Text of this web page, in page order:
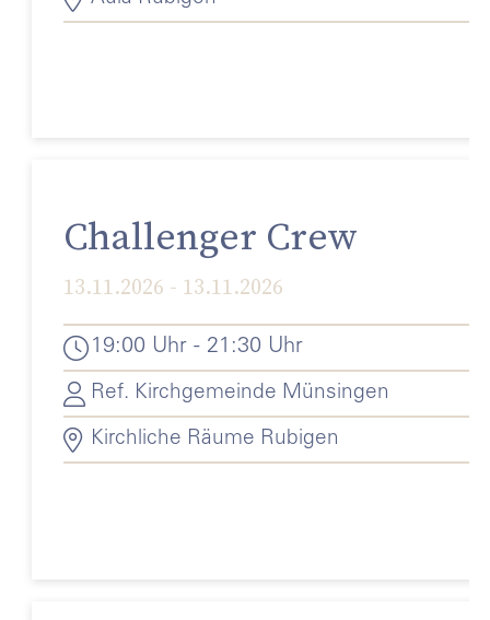
Challenger Crew
13.11.2026 - 13.11.2026
19:00 Uhr - 21:30 Uhr
Ref. Kirchgemeinde Münsingen
Kirchliche Räume Rubigen